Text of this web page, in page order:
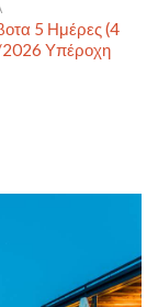
5 Ημέρες (4
2026 Υπέροχη